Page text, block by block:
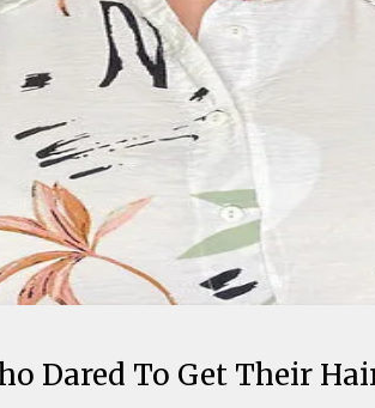
Dared To Get Their